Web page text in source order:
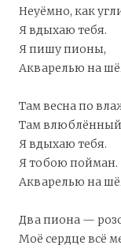
Неуёмно, как
Я вдыхаю тебя.
Я пишу пионы,
Акварелью на
Там весна по
Там влюблённый
Я вдыхаю тебя.
Я тобою пойман.
Акварелью на
Два пиона —
Моё сердце всё